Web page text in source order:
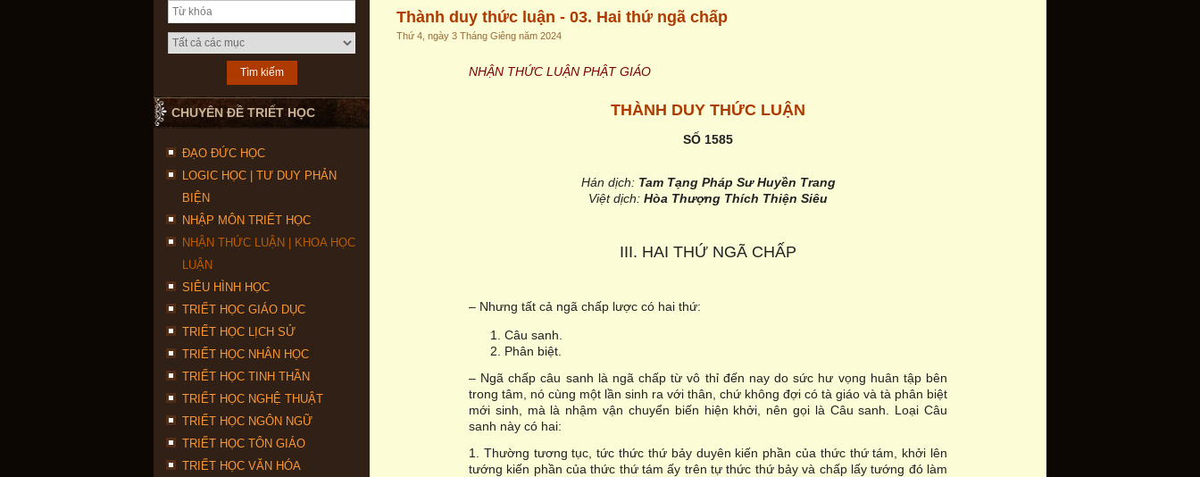
CHUYÊN ĐỀ TRIẾT HỌC
ĐẠO ĐỨC HỌC
LOGIC HỌC | TƯ DUY PHẢN
BIỆN
NHẬP MÔN TRIẾT HỌC
NHẬN THỨC LUẬN | KHOA HỌC
LUẬN
SIÊU HÌNH HỌC
TRIẾT HỌC GIÁO DỤC
TRIẾT HỌC LỊCH SỬ
TRIẾT HỌC NHÂN HỌC
TRIẾT HỌC TINH THẦN
TRIẾT HỌC NGHỆ THUẬT
TRIẾT HỌC NGÔN NGỮ
TRIẾT HỌC TÔN GIÁO
TRIẾT HỌC VĂN HÓA
Thành duy thức luận - 03. Hai thứ ngã chấp
Thứ 4, ngày 3 Tháng Giêng năm 2024
NHẬN THỨC LUẬN PHẬT GIÁO
THÀNH DUY THỨC LUẬN
SỐ 1585
Hán dịch: Tam Tạng Pháp Sư Huyền Trang
Việt dịch: Hòa Thượng Thích Thiện Siêu
III. HAI THỨ NGÃ CHẤP
– Nhưng tất cả ngã chấp lược có hai thứ:
Câu sanh.
Phân biệt.
– Ngã chấp câu sanh là ngã chấp từ vô thỉ đến nay do sức hư vọng huân tập bên
trong tâm, nó cùng một lần sinh ra với thân, chứ không đợi có tà giáo và tà phân biệt
mới sinh, mà là nhậm vận chuyển biến hiện khởi, nên gọi là Câu sanh. Loại Câu
sanh này có hai:
1. Thường tương tục, tức thức thứ bảy duyên kiến phần của thức thứ tám, khởi lên
tướng kiến phần của thức thứ tám ấy trên tự thức thứ bảy và chấp lấy tướng đó làm